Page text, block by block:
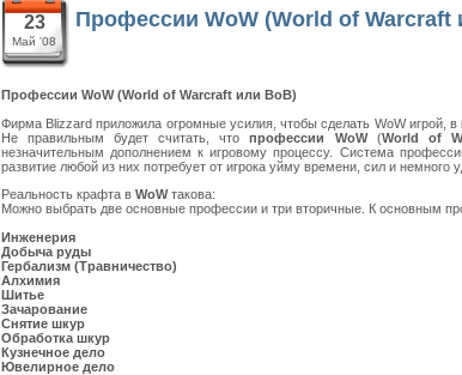
23
Май '08
Профессии WoW (World of Warcraft
Профессии WoW (World of Warcraft или ВоВ)
Фирма Blizzard приложила огромные усилия, чтобы сделать WoW игрой, в
Не правильным будет считать, чтопрофессии WoW(World of
незначительным дополнением к игровому процессу. Система
развитие любой из них потребует от игрока уйму времени, сил и немного
Реальность крафта в WoWтакова:
Можно выбрать две основные профессии и три вторичные. К основным
Инженерия
Добыча руды
Гербализм (Травничество)
Алхимия
Шитье
Зачарование
Снятие шкур
Обработка шкур
Кузнечное дело
Ювелирное дело